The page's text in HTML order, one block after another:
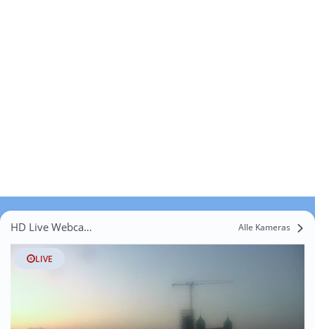
HD Live Webcams Rehrosbach Alle Kameras
LIVE